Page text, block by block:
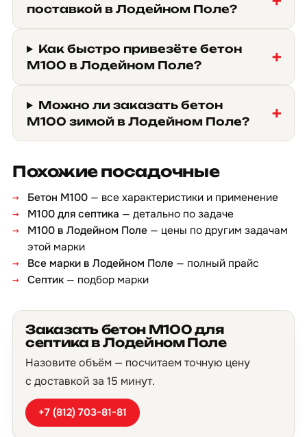
поставкой в Лодейном Поле?
Как быстро привезёте бетон
М100 в Лодейном Поле?
Можно ли заказать бетон
М100 зимой в Лодейном Поле?
Похожие посадочные
Бетон М100 — все характеристики и применение
М100 для септика — детально по задаче
М100 в Лодейном Поле — цены по другим задачам
этой марки
Все марки в Лодейном Поле — полный прайс
Септик — подбор марки
Заказать бетон М100 для
септика в Лодейном Поле
Назовите объём — посчитаем точную цену
с доставкой за 15 минут.
+7 (812) 703-81-81